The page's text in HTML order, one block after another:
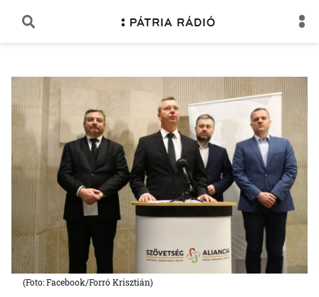
(Foto: Facebook/Forró Krisztián)